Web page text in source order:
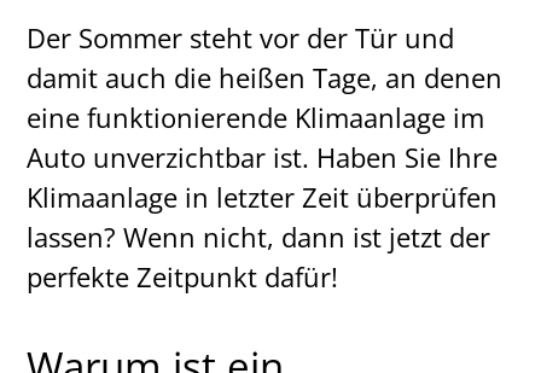
Der Sommer steht vor der Tür und
damit auch die heißen Tage, an denen
eine funktionierende Klimaanlage im
Auto unverzichtbar ist. Haben Sie Ihre
Klimaanlage in letzter Zeit überprüfen
lassen? Wenn nicht, dann ist jetzt der
perfekte Zeitpunkt dafür!